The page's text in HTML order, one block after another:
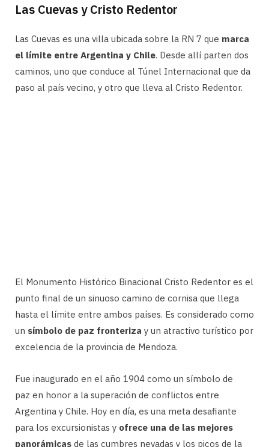
Las Cuevas y Cristo Redentor
Las Cuevas es una villa ubicada sobre la RN 7 que marca
el límite entre Argentina y Chile. Desde allí parten dos
caminos, uno que conduce al Túnel Internacional que da
paso al país vecino, y otro que lleva al Cristo Redentor.
El Monumento Histórico Binacional Cristo Redentor es el
punto final de un sinuoso camino de cornisa que llega
hasta el límite entre ambos países. Es considerado como
un símbolo de paz fronteriza y un atractivo turístico por
excelencia de la provincia de Mendoza.
Fue inaugurado en el año 1904 como un símbolo de
paz en honor a la superación de conflictos entre
Argentina y Chile. Hoy en día, es una meta desafiante
para los excursionistas y ofrece una de las mejores
panorámicas de las cumbres nevadas y los picos de la